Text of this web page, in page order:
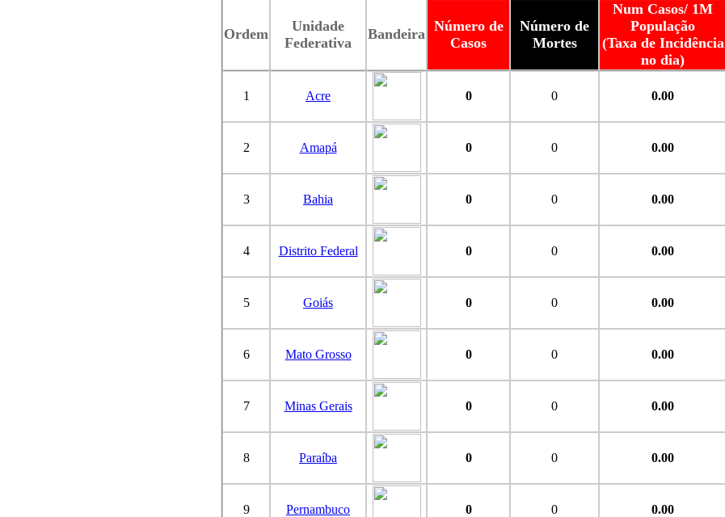
Ordem
Unidade
Federativa
Bandeira Número de
Casos
Número de
Mortes
Num Casos/ 1M
População
(Taxa de Incidência
no dia)
1 Acre 0 0 0.00
2 Amapá 0 0 0.00
3 Bahia 0 0 0.00
4 Distrito Federal 0 0 0.00
5 Goiás 0 0 0.00
6 Mato Grosso 0 0 0.00
7 Minas Gerais 0 0 0.00
8 Paraíba 0 0 0.00
9 Pernambuco 0 0 0.00